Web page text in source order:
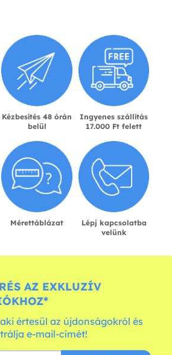
Kézbesítés 48 órán
belül
Ingyenes szállítás
17.000 Ft felett
Mérettáblázat
Lépj kapcsolatba
velünk
AZ EXKLUZÍV
értesül az újdonságokról és
e-mail-címét!